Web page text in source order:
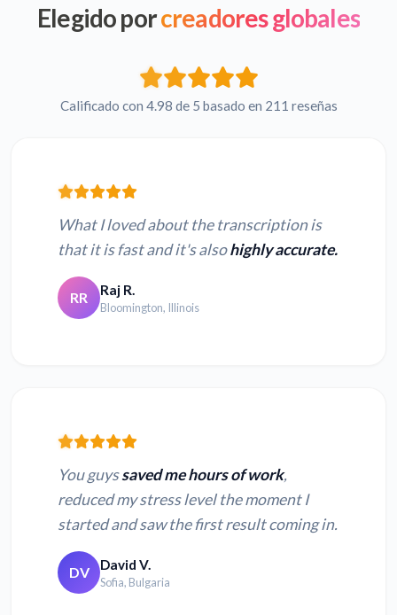
Elegido porcreadores globales
Calificado con 4.98 de 5 basado en 211 reseñas
What I loved about the transcription is
that it is fast and it's alsohighly accurate.
RR Raj R.
Bloomington, Illinois
You guyssaved me hours of work,
reduced my stress level the moment I
started and saw the first result coming in.
DV David V.
Sofia, Bulgaria